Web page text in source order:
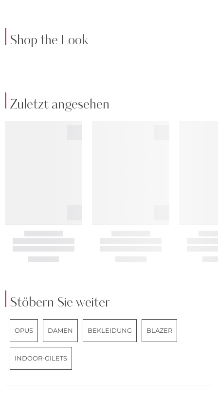
Shop the Look
Zuletzt angesehen
Stöbern Sie weiter
OPUS DAMEN BEKLEIDUNG BLAZER
INDOOR-GILETS